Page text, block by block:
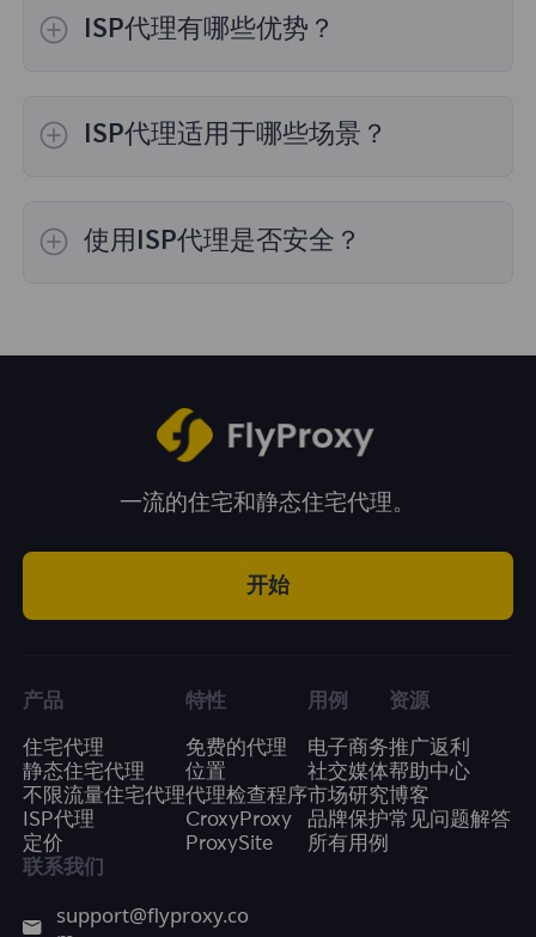
和数据中心IP的高速特点，适用于需要高匿名性
ISP代理有哪些优势？
通住宅IP，难以被检测和阻止。稳定性：与普通
ISP代理适用于哪些场景？
告验证：ISP代理可以模拟真实用户，帮助检测
使用ISP代理是否安全？
一流的住宅和静态住宅代理。
开始
产品
住宅代理
静态住宅代理
不限流量住宅代理
ISP代理
定价
特性
免费的代理
位置
代理检查程序
CroxyProxy
ProxySite
用例
电子商务
社交媒体
市场研究
品牌保护
所有用例
资源
推广返利
帮助中心
博客
常见问题解答
联系我们
support@flyproxy.co